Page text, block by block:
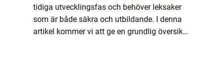
tidiga utvecklingsfas och behöver leksaker
som är både säkra och utbildande. I denna
artikel kommer vi att ge en grundlig översikt